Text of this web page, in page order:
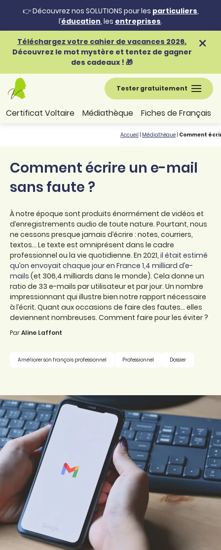
👉 Découvrez nos SOLUTIONS pour les particuliers,
l’éducation, les entreprises.
Téléchargez votre cahier de vacances 2026.
Découvrez le mot mystère et tentez de gagner
des cadeaux ! 🎁
Tester gratuitement
Certificat Voltaire Médiathèque Fiches de Français
Accueil Médiathèque Comment
Comment écrire un e-mail
sans faute ?
À notre époque sont produits énormément de vidéos et
d’enregistrements audio de toute nature. Pourtant, nous
ne cessons presque jamais d’écrire : notes, courriers,
textos... Le texte est omniprésent dans le cadre
professionnel ou la vie quotidienne. En 2021, il était estimé
qu’on envoyait chaque jour en France 1,4 milliard d’e-
mails (et 306,4 milliards dans le monde). Cela donne un
ratio de 33 e-mails par utilisateur et par jour. Un nombre
impressionnant qui illustre bien notre rapport nécessaire
à l’écrit. Quant aux occasions de faire des fautes... elles
deviennent nombreuses. Comment faire pour les éviter ?
ParAline Laffont
Améliorer son français professionnel Professionnel Dossier